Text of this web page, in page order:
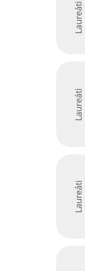
Laureáti
Laureáti
Laureáti